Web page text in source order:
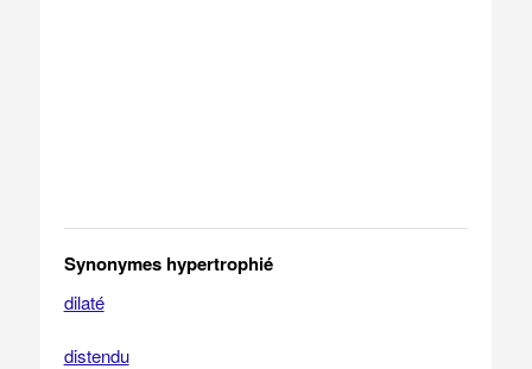
Synonymes hypertrophié
dilaté
distendu